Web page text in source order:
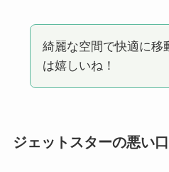
綺麗な空間で快適に移
は嬉しいね！
ジェットスターの悪い